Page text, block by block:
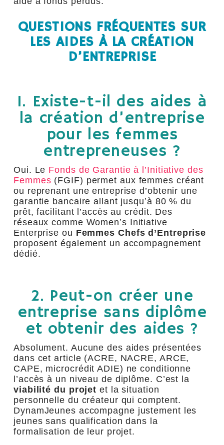
QUESTIONS FRÉQUENTES SUR
LES AIDES À LA CRÉATION
D’ENTREPRISE
1. Existe-t-il des aides à
la création d’entreprise
pour les femmes
entrepreneuses ?
Oui. Le Fonds de Garantie à l’Initiative des
Femmes (FGIF) permet aux femmes créant
ou reprenant une entreprise d’obtenir une
garantie bancaire allant jusqu’à 80 % du
prêt, facilitant l’accès au crédit. Des
réseaux comme Women’s Initiative
Enterprise ou Femmes Chefs d’Entreprise
proposent également un accompagnement
dédié.
2. Peut-on créer une
entreprise sans diplôme
et obtenir des aides ?
Absolument. Aucune des aides présentées
dans cet article (ACRE, NACRE, ARCE,
CAPE, microcrédit ADIE) ne conditionne
l’accès à un niveau de diplôme. C’est la
viabilité du projet et la situation
personnelle du créateur qui comptent.
DynamJeunes accompagne justement les
jeunes sans qualification dans la
formalisation de leur projet.